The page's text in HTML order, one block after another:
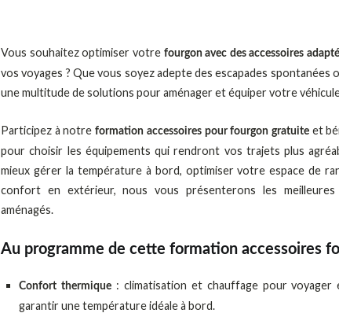
Vous souhaitez optimiser votre fourgon avec des accessoires
vos voyages ? Que vous soyez adepte des escapades spontanées
une multitude de solutions pour aménager et équiper votre
Participez à notreformation accessoires pour fourgon gratuite et
pour choisir les équipements qui rendront vos trajets plus
mieux gérer la température à bord, optimiser votre espace de
confort en extérieur, nous vous présenterons les
aménagés.
Au programme de cette formation accessoires
Confort thermique: climatisation et chauffage pour
garantir une température idéale à bord.